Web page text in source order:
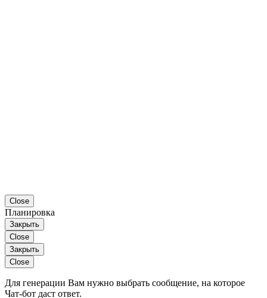
Close
Планировка
Закрыть
Close
Закрыть
Close
Для генерации Вам нужно выбрать сообщение, на которое
Чат-бот даст ответ.